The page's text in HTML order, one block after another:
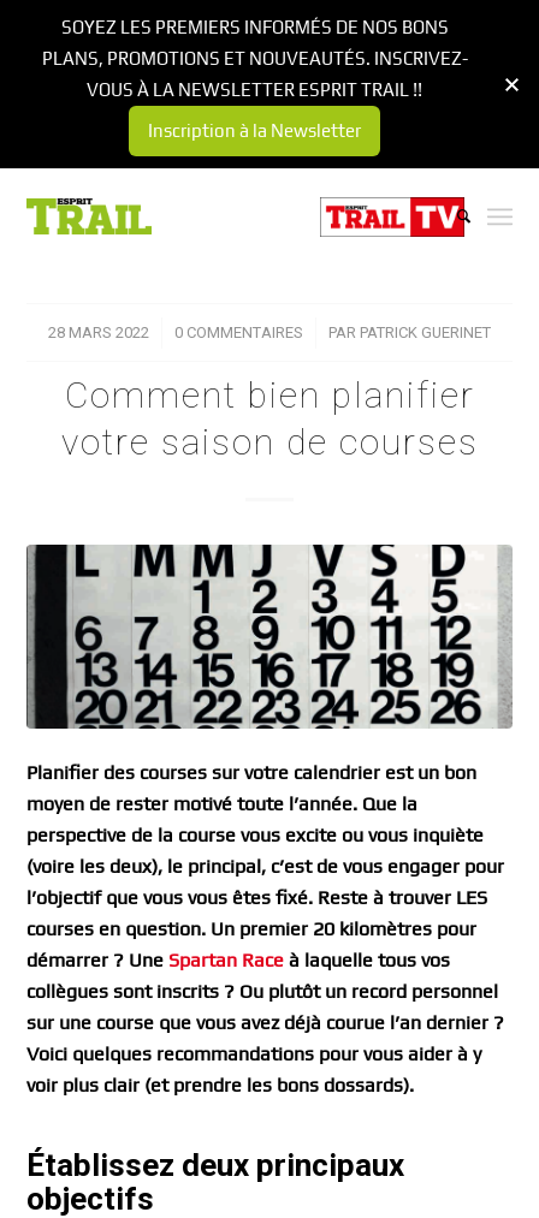
28 MARS 2022
/ 0 COMMENTAIRES
/ PAR PATRICK GUERINET
Comment bien planifier
votre saison de courses
Planifier des courses sur votre calendrier est un bon
moyen de rester motivé toute l’année. Que la
perspective de la course vous excite ou vous inquiète
(voire les deux), le principal, c’est de vous engager pour
l’objectif que vous vous êtes fixé. Reste à trouver LES
courses en question. Un premier 20 kilomètres pour
démarrer ? Une Spartan Race à laquelle tous vos
collègues sont inscrits ? Ou plutôt un record personnel
sur une course que vous avez déjà courue l’an dernier ?
Voici quelques recommandations pour vous aider à y
voir plus clair (et prendre les bons dossards).
Établissez deux principaux
objectifs
SOYEZ LES PREMIERS INFORMÉS DE NOS BONS
PLANS, PROMOTIONS ET NOUVEAUTÉS. INSCRIVEZ-
VOUS À LA NEWSLETTER ESPRIT TRAIL !!
Inscription à la Newsletter